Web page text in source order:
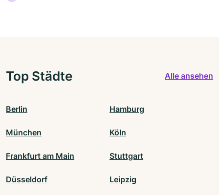
Top Städte Alle ansehen
Berlin Hamburg
München Köln
Frankfurt am Main Stuttgart
Düsseldorf Leipzig